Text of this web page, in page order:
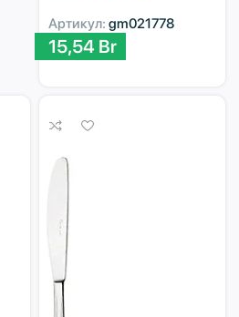
Артикул: gm021778
15,54 Br